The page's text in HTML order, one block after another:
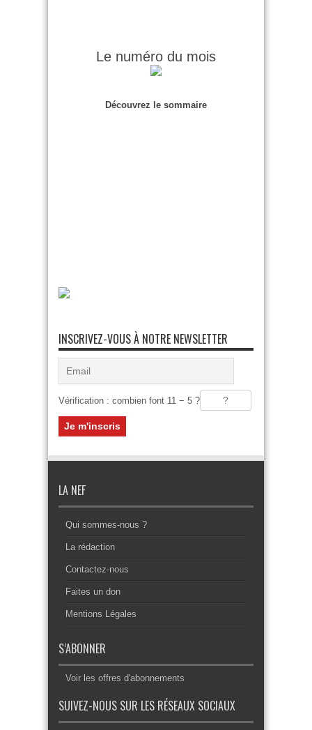
Le numéro du mois
Découvrez le sommaire
INSCRIVEZ-VOUS À NOTRE NEWSLETTER
Vérification : combien font 11 − 5 ?
LA NEF
Qui sommes-nous ?
La rédaction
Contactez-nous
Faites un don
Mentions Légales
S’ABONNER
Voir les offres d'abonnements
SUIVEZ-NOUS SUR LES RÉSEAUX SOCIAUX